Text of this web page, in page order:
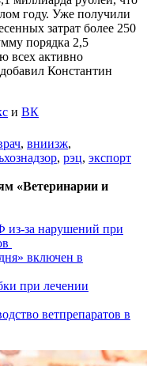
году. Уже получили
затрат более 250
порядка 2,5
всех активно
Константин
и ВК
, вниизж,
, рэц, экспорт
«Ветеринарии и
из-за нарушений при
включен в
при лечении
ветпрепаратов в